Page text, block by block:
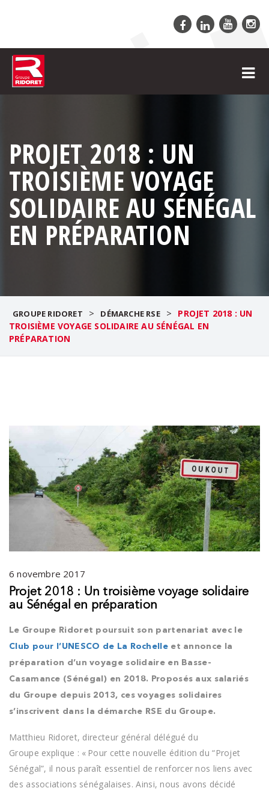
PROJET 2018 : UN
TROISIÈME VOYAGE
SOLIDAIRE AU SÉNÉGAL
EN PRÉPARATION
GROUPE RIDORET > DÉMARCHE RSE >
PROJET 2018 : UN
TROISIÈME VOYAGE SOLIDAIRE AU SÉNÉGAL EN
PRÉPARATION
6 novembre 2017
Projet 2018 : Un troisième voyage solidaire
au Sénégal en préparation
Le Groupe Ridoret poursuit son partenariat avec le
Club pour l’UNESCO de La Rochelleet annonce la
préparation d’un voyage solidaire en Basse-
Casamance (Sénégal) en 2018. Proposés aux salariés
du Groupe depuis 2013, ces voyages solidaires
s’inscrivent dans la démarche RSE du Groupe.
Matthieu Ridoret, directeur général délégué du
Groupe explique : « Pour cette nouvelle édition du “Projet
Sénégal”, il nous paraît essentiel de renforcer nos liens avec
des associations sénégalaises. Ainsi, nous avons décidé